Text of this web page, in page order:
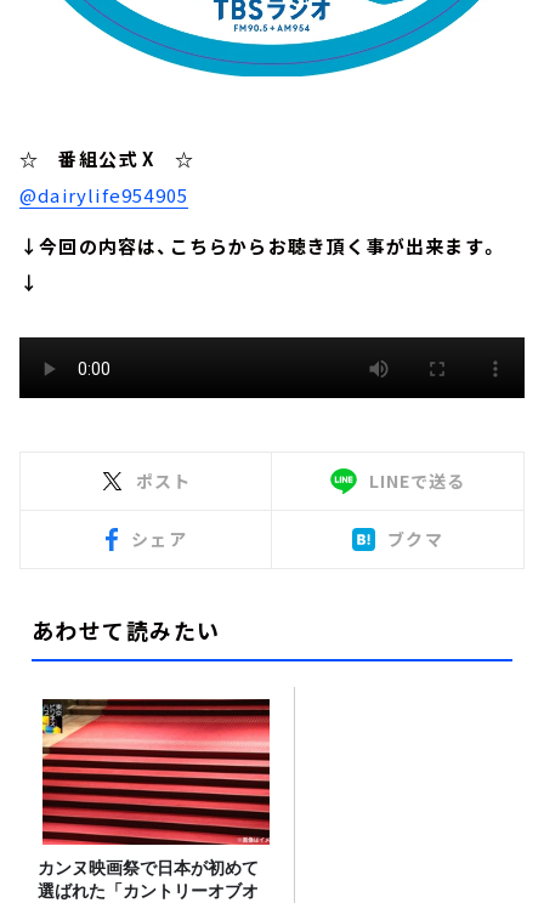
☆ 番組公式 X ☆
@dairylife954905
↓今回の内容は、こちらからお聴き頂く事が出来ます。
↓
ポスト LINEで送る
シェア ブクマ
あわせて読みたい
カンヌ映画祭で日本が初めて
選ばれた「カントリーオブオ